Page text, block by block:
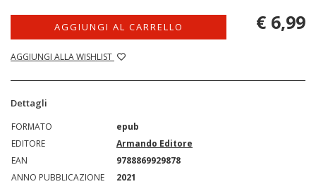
AGGIUNGI AL CARRELLO
AGGIUNGI ALLA WISHLIST
€ 6,99
Dettagli
FORMATO
epub
EDITORE
Armando Editore
EAN
9788869929878
ANNO PUBBLICAZIONE
2021